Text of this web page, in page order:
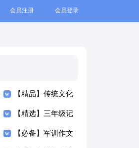
会员登录
会员注册
【精品】传统文化
的作文300字集合
八篇
【精选】三年级记
事作文300字4篇
【必备】军训作文